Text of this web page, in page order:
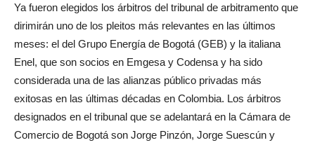
Ya fueron elegidos los árbitros del tribunal de arbitramento que
dirimirán uno de los pleitos más relevantes en las últimos
meses: el del Grupo Energía de Bogotá (GEB) y la italiana
Enel, que son socios en Emgesa y Codensa y ha sido
considerada una de las alianzas público privadas más
exitosas en las últimas décadas en Colombia. Los árbitros
designados en el tribunal que se adelantará en la Cámara de
Comercio de Bogotá son Jorge Pinzón, Jorge Suescún y